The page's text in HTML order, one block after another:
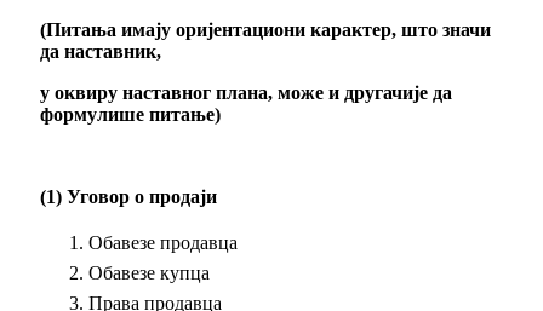
(Питања имају оријентациони карактер, што значи
да наставник,
у оквиру наставног плана, може и другачије да
формулише питање)
(1) Уговор о продаји
Обавезе продавца
Обавезе купца
Права продавца